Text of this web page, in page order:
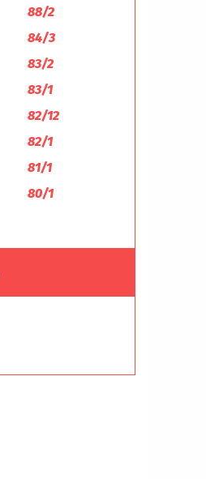
88/2
84/3
83/2
83/1
82/12
82/1
81/1
80/1